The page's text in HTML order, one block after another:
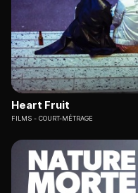
Heart Fruit
FILMS COURT-MÉTRAGE